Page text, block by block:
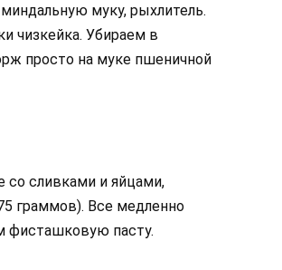
муку, рыхлитель.
чизкейка. Убираем в
просто на муке пшеничной
со сливками и яйцами,
граммов). Все медленно
фисташковую пасту.